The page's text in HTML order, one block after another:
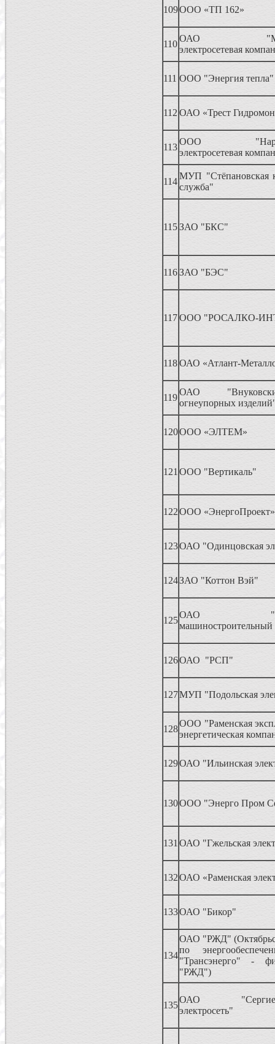
109ООО «ТП 162»
110
ОАО
электросетевая
111 ООО "Энергия тепла"
112 ОАО «Трест
113
ООО "Наро-
электросетевая
114
МУП "Стёпановская
служба"
115ЗАО "БКС"
116ЗАО "БЭС"
117ООО "РОСАЛКО-
118ОАО «Атлант-
119
ОАО
огнеупорных
120ООО «ЭЛТЕМ»
121 ООО "Вертикаль"
122ООО «ЭнергоПроект»
123ОАО "Одинцовская
124ЗАО "Коттон Вэй"
125
ОАО
машиностроительный
126ОАО "РСП"
127МУП "Подольская
128
ООО "Раменская
энергетическая
129ОАО "Ильинская
130ООО "Энерго Пром
131 ОАО "Гжельская
132ОАО «Раменская
133ОАО "Бикор"
134
ОАО "РЖД"
по
"Трансэнерго" -
"РЖД")
135
ОАО "Сергиево-
электросеть"